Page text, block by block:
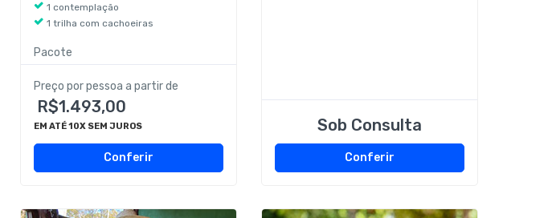
1 contemplação
1 trilha com cachoeiras
Pacote
Preço por pessoa a partir de
R$1.493,00
EM ATÉ 10X SEM JUROS
Conferir
Sob Consulta
Conferir